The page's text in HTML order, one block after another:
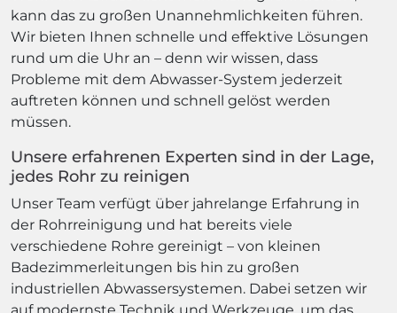
kann das zu großen Unannehmlichkeiten führen.
Wir bieten Ihnen schnelle und effektive Lösungen
rund um die Uhr an – denn wir wissen, dass
Probleme mit dem Abwasser-System jederzeit
auftreten können und schnell gelöst werden
müssen.
Unsere erfahrenen Experten sind in der Lage,
jedes Rohr zu reinigen
Unser Team verfügt über jahrelange Erfahrung in
der Rohrreinigung und hat bereits viele
verschiedene Rohre gereinigt – von kleinen
Badezimmerleitungen bis hin zu großen
industriellen Abwassersystemen. Dabei setzen wir
auf modernste Technik und Werkzeuge, um das